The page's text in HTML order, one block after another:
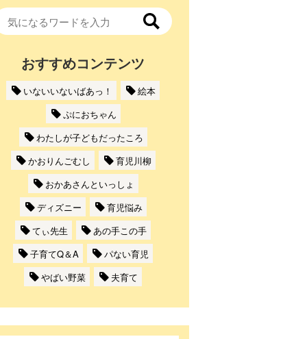
おすすめコンテンツ
いないいないばあっ！
絵本
ぷにおちゃん
わたしが子どもだったころ
かおりんごむし
育児川柳
おかあさんといっしょ
ディズニー
育児悩み
てぃ先生
あの手この手
子育てQ＆A
パない育児
やばい野菜
夫育て